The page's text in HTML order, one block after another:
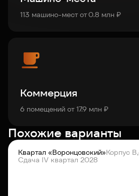
113 машино-мест от 0.8 млн ₽
Коммерция
6 помещений от 17.9 млн ₽
Похожие варианты
Квартал «Воронцовский»Корпус В,
Сдача IV квартал 2028